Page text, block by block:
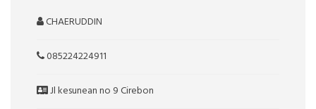
CHAERUDDIN
085224224911
Jl kesunean no 9 Cirebon